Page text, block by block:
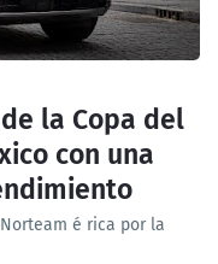
la Copa del
con una
é rica por la